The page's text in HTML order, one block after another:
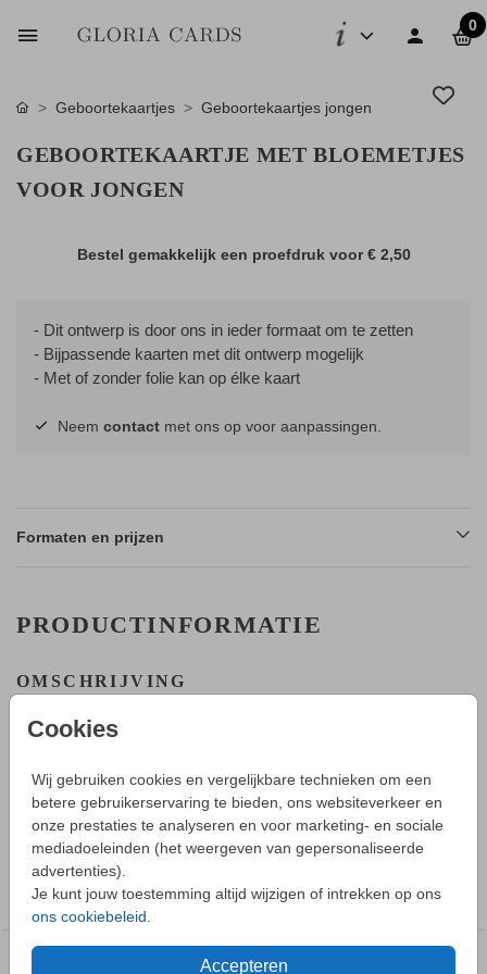
0
Cookies
Wij gebruiken cookies en vergelijkbare technieken om een
betere gebruikerservaring te bieden, ons websiteverkeer en
onze prestaties te analyseren en voor marketing- en sociale
mediadoeleinden (het weergeven van gepersonaliseerde
advertenties).
Je kunt jouw toestemming altijd wijzigen of intrekken op ons
ons cookiebeleid
Accepteren
Geboortekaartjes Geboortekaartjes jongen
GEBOORTEKAARTJE MET BLOEMETJES
VOOR JONGEN
Bestel gemakkelijk een proefdruk voor€ 2,50
- Dit ontwerp is door ons in ieder formaat om te zetten
- Bijpassende kaarten met dit ontwerp mogelijk
- Met of zonder folie kan op élke kaart
Neem contact met ons op voor aanpassingen.
Formaten en prijzen
PRODUCTINFORMATIE
OMSCHRIJVING
initiaal van jullie zoontje wordt met zilverfolie gedrukt. Wij
Alle detail op dit geboortekaartje kun je in de editor
aanpassen.
HOE WERKT HET?
- Maak in de editor een mooi ontwerp van dit geboortekaartje.
- Sla deze op in je account en bestel daarna een proefdruk.
- Tijdens bestellen kun je kiezen uit verschillende formaten,
- Bij je 1e proefdruk ontvang je een proefsetje van
Toon meer
COLLECTIE
Geboortekaartjes jongen